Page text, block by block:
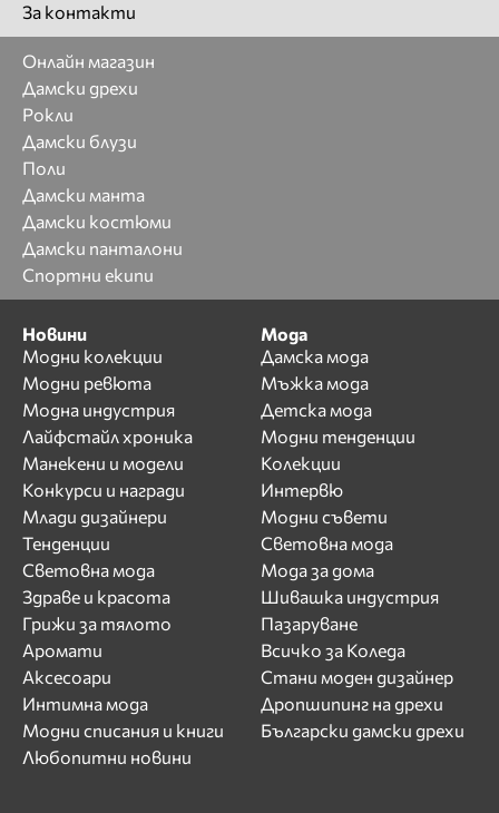
За контакти
Онлайн магазин
Дамски дрехи
Рокли
Дамски блузи
Поли
Дамски манта
Дамски костюми
Дамски панталони
Спортни екипи
Новини
Модни колекции
Модни ревюта
Модна индустрия
Лайфстайл хроника
Манекени и модели
Конкурси и награди
Млади дизайнери
Тенденции
Световна мода
Здраве и красота
Грижи за тялото
Аромати
Аксесоари
Интимна мода
Модни списания и книги
Любопитни новини
Мода
Дамска мода
Мъжка мода
Детска мода
Модни тенденции
Колекции
Интервю
Модни съвети
Световна мода
Мода за дома
Шивашка индустрия
Пазаруване
Всичко за Коледа
Стани моден дизайнер
Дропшипинг на дрехи
Български дамски дрехи